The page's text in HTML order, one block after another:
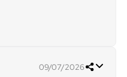
09/07/2026